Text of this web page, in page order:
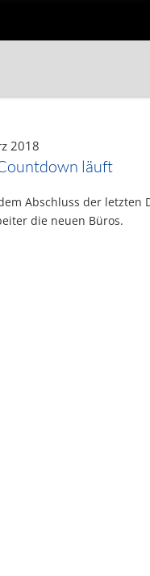
2018
läuft
Abschluss der letzten
die neuen Büros.